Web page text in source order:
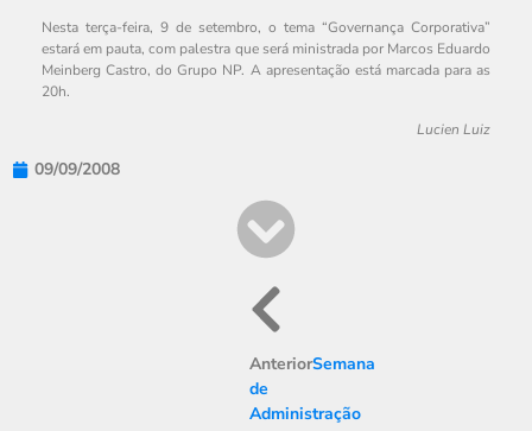
Nesta terça-feira, 9 de setembro, o tema “Governança Corporativa”
estará em pauta, com palestra que será ministrada por Marcos Eduardo
Meinberg Castro, do Grupo NP. A apresentação está marcada para as
20h.
Lucien Luiz
09/09/2008
AnteriorSemana
de
Administração